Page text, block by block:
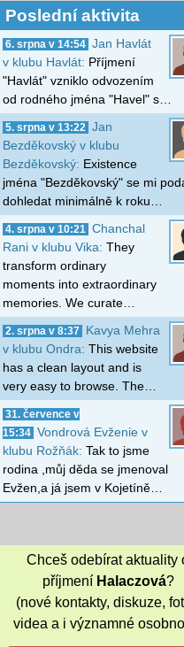
Poslední aktivita
6. srpna v 14:54 Jan Havlát
v klubu Havlát: Příjmení
"Havlát" vzniklo odvozením
od rodného jména "Havel" s…
5. srpna v 13:22
Jan
Bezděkovský v klubu
Bezděkovský: Existence
jména "Bezděkovský" se mi
dohledat minimálně k roku…
4. srpna v 10:21
Chanchal
Rani v klubu Vika: They
transform ordinary
moments into extraordinary
memories. We curate…
2. srpna v 8:37
Kavya Mehra
v klubu Ondra: This website
has a clean layout and is
very easy to browse. The…
31. července v
15:34 Vondrová Evženie v
klubu Rožňák: Tak to jsme
rodina ,můj děda se jmenoval
Evžen,a já jsem v Kojetíně…
Chceš odebírat aktuality
příjmení Halaczová?
(nové kontakty, diskuze,
videa a i významné